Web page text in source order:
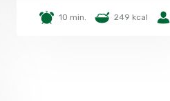
10 min. 249 kcal